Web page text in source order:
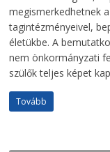
megismerkedhetnek
tagintézményeivel,
életükbe. A
nem önkormányzati
szülők teljes képet
Tovább